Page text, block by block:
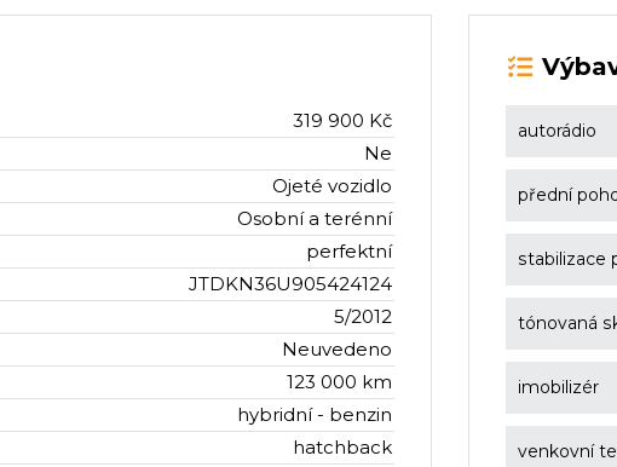
319 900 Kč
Ne
Ojeté vozidlo
Osobní a terénní
perfektní
JTDKN36U905424124
5/2012
Neuvedeno
123 000 km
hybridní - benzin
hatchback
autorádio
přední
stabilizace
tónovaná
imobilizér
venkovní